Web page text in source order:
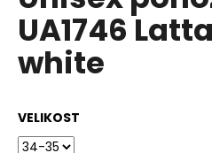
0,0
z
5
hvězdiček.
UA1746
white
VELIKOST
a
j
í
?